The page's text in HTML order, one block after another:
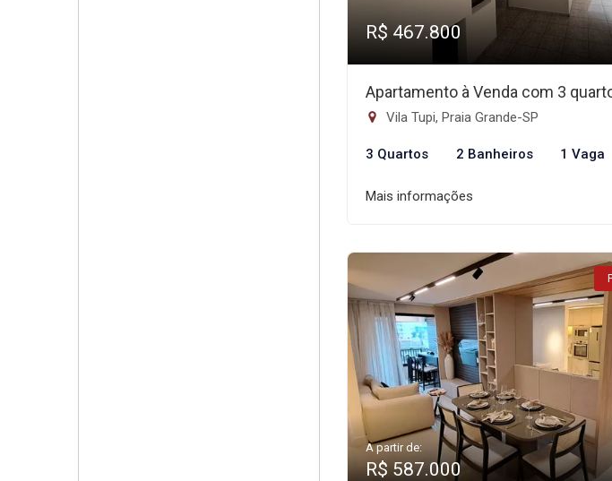
R$ 467.800
Apartamento à Venda com 3
Vila Tupi, Praia Grande-SP
3 Quartos 2 Banheiros 1 Vaga
Mais informações
A partir de:
R$ 587.000